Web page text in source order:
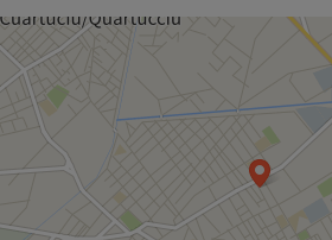
Massaggio Depilazione